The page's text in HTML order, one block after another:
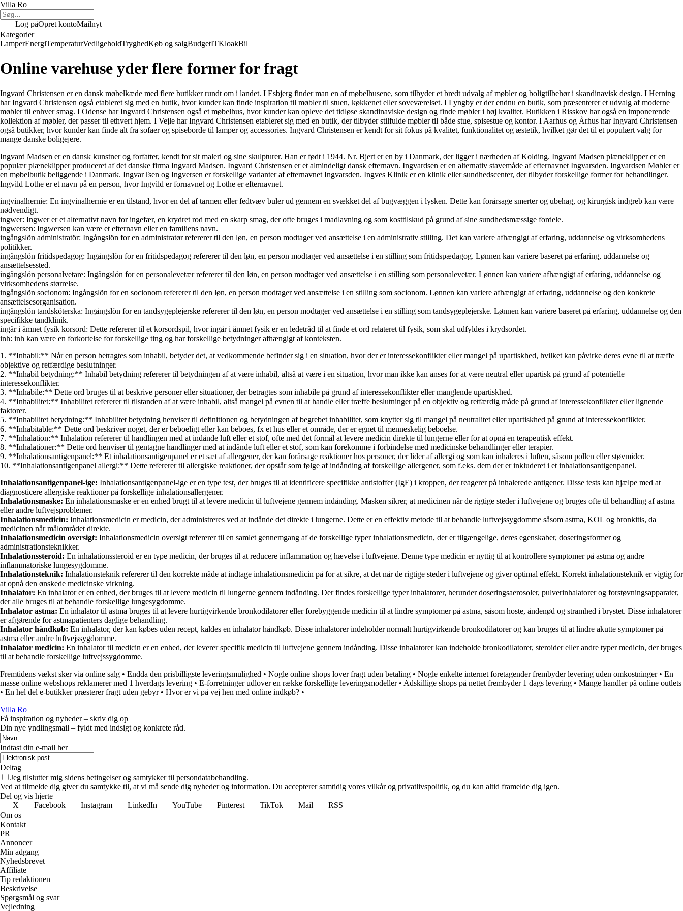
Villa Ro
Log påOpret kontoMailnyt
Kategorier
LamperEnergiTemperaturVedligeholdTryghedKøb og salgBudgetITKloakBil
Online varehuse yder flere former for fragt
Ingvard Christensen er en dansk møbelkæde med flere butikker rundt om i landet. I Esbjerg finder man en af møbelhusene, som tilbyder et bredt udvalg af møbler og boligtilbehør i skandinavisk design. I Herning
har Ingvard Christensen også etableret sig med en butik, hvor kunder kan finde inspiration til møbler til stuen, køkkenet eller soveværelset. I Lyngby er der endnu en butik, som præsenterer et udvalg af moderne
møbler til enhver smag. I Odense har Ingvard Christensen også et møbelhus, hvor kunder kan opleve det tidløse skandinaviske design og finde møbler i høj kvalitet. Butikken i Risskov har også en imponerende
kollektion af møbler, der passer til ethvert hjem. I Vejle har Ingvard Christensen etableret sig med en butik, der tilbyder stilfulde møbler til både stue, spisestue og kontor. I Aarhus og Århus har Ingvard Christensen
også butikker, hvor kunder kan finde alt fra sofaer og spiseborde til lamper og accessories. Ingvard Christensen er kendt for sit fokus på kvalitet, funktionalitet og æstetik, hvilket gør det til et populært valg for
mange danske boligejere.
Ingvard Madsen er en dansk kunstner og forfatter, kendt for sit maleri og sine skulpturer. Han er født i 1944. Nr. Bjert er en by i Danmark, der ligger i nærheden af Kolding. Ingvard Madsen plæneklipper er en
populær plæneklipper produceret af det danske firma Ingvard Madsen. Ingvard Christensen er et almindeligt dansk efternavn. Ingvardsen er en alternativ stavemåde af efternavnet Ingvarsden. Ingvardsen Møbler er
en møbelbutik beliggende i Danmark. IngvarTsen og Ingversen er forskellige varianter af efternavnet Ingvarsden. Ingves Klinik er en klinik eller sundhedscenter, der tilbyder forskellige former for behandlinger.
Ingvild Lothe er et navn på en person, hvor Ingvild er fornavnet og Lothe er efternavnet.
ingvinalhernie: En ingvinalhernie er en tilstand, hvor en del af tarmen eller fedtvæv buler ud gennem en svækket del af bugvæggen i lysken. Dette kan forårsage smerter og ubehag, og kirurgisk indgreb kan være
nødvendigt.
ingwer: Ingwer er et alternativt navn for ingefær, en krydret rod med en skarp smag, der ofte bruges i madlavning og som kosttilskud på grund af sine sundhedsmæssige fordele.
ingwersen: Ingwersen kan være et efternavn eller en familiens navn.
ingångslön administratör: Ingångslön for en administratør refererer til den løn, en person modtager ved ansættelse i en administrativ stilling. Det kan variere afhængigt af erfaring, uddannelse og virksomhedens
politikker.
ingångslön fritidspedagog: Ingångslön for en fritidspedagog refererer til den løn, en person modtager ved ansættelse i en stilling som fritidspædagog. Lønnen kan variere baseret på erfaring, uddannelse og
ansættelsessted.
ingångslön personalvetare: Ingångslön for en personalevetær refererer til den løn, en person modtager ved ansættelse i en stilling som personalevetær. Lønnen kan variere afhængigt af erfaring, uddannelse og
virksomhedens størrelse.
ingångslön socionom: Ingångslön for en socionom refererer til den løn, en person modtager ved ansættelse i en stilling som socionom. Lønnen kan variere afhængigt af erfaring, uddannelse og den konkrete
ansættelsesorganisation.
ingångslön tandsköterska: Ingångslön for en tandsygeplejerske refererer til den løn, en person modtager ved ansættelse i en stilling som tandsygeplejerske. Lønnen kan variere baseret på erfaring, uddannelse og den
specifikke tandklinik.
ingår i ämnet fysik korsord: Dette refererer til et korsordspil, hvor ingår i ämnet fysik er en ledetråd til at finde et ord relateret til fysik, som skal udfyldes i krydsordet.
inh: inh kan være en forkortelse for forskellige ting og har forskellige betydninger afhængigt af konteksten.
1. **Inhabil:** Når en person betragtes som inhabil, betyder det, at vedkommende befinder sig i en situation, hvor der er interessekonflikter eller mangel på upartiskhed, hvilket kan påvirke deres evne til at træffe
objektive og retfærdige beslutninger.
2. **Inhabil betydning:** Inhabil betydning refererer til betydningen af at være inhabil, altså at være i en situation, hvor man ikke kan anses for at være neutral eller upartisk på grund af potentielle
interessekonflikter.
3. **Inhabile:** Dette ord bruges til at beskrive personer eller situationer, der betragtes som inhabile på grund af interessekonflikter eller manglende upartiskhed.
4. **Inhabilitet:** Inhabilitet refererer til tilstanden af at være inhabil, altså mangel på evnen til at handle eller træffe beslutninger på en objektiv og retfærdig måde på grund af interessekonflikter eller lignende
faktorer.
5. **Inhabilitet betydning:** Inhabilitet betydning henviser til definitionen og betydningen af begrebet inhabilitet, som knytter sig til mangel på neutralitet eller upartiskhed på grund af interessekonflikter.
6. **Inhabitable:** Dette ord beskriver noget, der er beboeligt eller kan beboes, fx et hus eller et område, der er egnet til menneskelig beboelse.
7. **Inhalation:** Inhalation refererer til handlingen med at indånde luft eller et stof, ofte med det formål at levere medicin direkte til lungerne eller for at opnå en terapeutisk effekt.
8. **Inhalationer:** Dette ord henviser til gentagne handlinger med at indånde luft eller et stof, som kan forekomme i forbindelse med medicinske behandlinger eller terapier.
9. **Inhalationsantigenpanel:** Et inhalationsantigenpanel er et sæt af allergener, der kan forårsage reaktioner hos personer, der lider af allergi og som kan inhaleres i luften, såsom pollen eller støvmider.
10. **Inhalationsantigenpanel allergi:** Dette refererer til allergiske reaktioner, der opstår som følge af indånding af forskellige allergener, som f.eks. dem der er inkluderet i et inhalationsantigenpanel.
Inhalationsantigenpanel-ige: Inhalationsantigenpanel-ige er en type test, der bruges til at identificere specifikke antistoffer (IgE) i kroppen, der reagerer på inhalerede antigener. Disse tests kan hjælpe med at
diagnosticere allergiske reaktioner på forskellige inhalationsallergener.
Inhalationsmaske: En inhalationsmaske er en enhed brugt til at levere medicin til luftvejene gennem indånding. Masken sikrer, at medicinen når de rigtige steder i luftvejene og bruges ofte til behandling af astma
eller andre luftvejsproblemer.
Inhalationsmedicin: Inhalationsmedicin er medicin, der administreres ved at indånde det direkte i lungerne. Dette er en effektiv metode til at behandle luftvejssygdomme såsom astma, KOL og bronkitis, da
medicinen når målområdet direkte.
Inhalationsmedicin oversigt: Inhalationsmedicin oversigt refererer til en samlet gennemgang af de forskellige typer inhalationsmedicin, der er tilgængelige, deres egenskaber, doseringsformer og
administrationsteknikker.
Inhalationssteroid: En inhalationssteroid er en type medicin, der bruges til at reducere inflammation og hævelse i luftvejene. Denne type medicin er nyttig til at kontrollere symptomer på astma og andre
inflammatoriske lungesygdomme.
Inhalationsteknik: Inhalationsteknik refererer til den korrekte måde at indtage inhalationsmedicin på for at sikre, at det når de rigtige steder i luftvejene og giver optimal effekt. Korrekt inhalationsteknik er vigtig for
at opnå den ønskede medicinske virkning.
Inhalator: En inhalator er en enhed, der bruges til at levere medicin til lungerne gennem indånding. Der findes forskellige typer inhalatorer, herunder doseringsaerosoler, pulverinhalatorer og forstøvningsapparater,
der alle bruges til at behandle forskellige lungesygdomme.
Inhalator astma: En inhalator til astma bruges til at levere hurtigvirkende bronkodilatorer eller forebyggende medicin til at lindre symptomer på astma, såsom hoste, åndenød og stramhed i brystet. Disse inhalatorer
er afgørende for astmapatienters daglige behandling.
Inhalator håndkøb: En inhalator, der kan købes uden recept, kaldes en inhalator håndkøb. Disse inhalatorer indeholder normalt hurtigvirkende bronkodilatorer og kan bruges til at lindre akutte symptomer på
astma eller andre luftvejssygdomme.
Inhalator medicin: En inhalator til medicin er en enhed, der leverer specifik medicin til luftvejene gennem indånding. Disse inhalatorer kan indeholde bronkodilatorer, steroider eller andre typer medicin, der bruges
til at behandle forskellige luftvejssygdomme.
Fremtidens vækst sker via online salg • Endda den prisbilligste leveringsmulighed • Nogle online shops lover fragt uden betaling • Nogle enkelte internet foretagender frembyder levering uden omkostninger• En
masse online webshops reklamerer med 1 hverdags levering • E-forretninger udlover en række forskellige leveringsmodeller• Adskillige shops på nettet frembyder 1 dags levering • Mange handler på online outlets
• En hel del e-butikker præsterer fragt uden gebyr• Hvor er vi på vej hen med online indkøb? •
Villa Ro
Få inspiration og nyheder – skriv dig op
Din nye yndlingsmail – fyldt med indsigt og konkrete råd.
Indtast din e-mail her
Deltag
Jeg tilslutter mig sidens betingelser og samtykker til persondatabehandling.
Ved at tilmelde dig giver du samtykke til, at vi må sende dig nyheder og information. Du accepterer samtidig vores vilkår og privatlivspolitik, og du kan altid framelde dig igen.
Del og vis hjerte
X
Facebook Instagram LinkedIn YouTube Pinterest TikTok Mail
RSS
Om os
Kontakt
PR
Annoncer
Min adgang
Nyhedsbrevet
Affiliate
Tip redaktionen
Beskrivelse
Spørgsmål og svar
Vejledning